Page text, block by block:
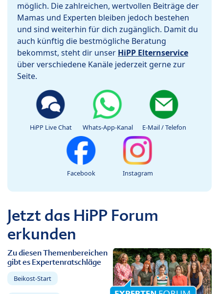
möglich. Die zahlreichen, wertvollen Beiträge der
Mamas und Experten bleiben jedoch bestehen
und sind weiterhin für dich zugänglich. Damit du
auch künftig die bestmögliche Beratung
bekommst, steht dir unser HiPP Elternservice
über verschiedene Kanäle jederzeit gerne zur
Seite.
HiPP Live Chat Whats-App-Kanal E-Mail / Telefon
Facebook Instagram
Jetzt das HiPP Forum
erkunden
Zu diesen Themenbereichen
gibt es Expertenratschläge
Beikost-Start